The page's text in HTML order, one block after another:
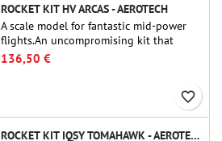
ROCKET KIT HV ARCAS - AEROTECH
A scale model for fantastic mid-power
flights.An uncompromising kit that
allows you to build a replica of one of
the most famous sounding-rocket ever.
136,50 €
favorite_border
ROCKET KIT IQSY TOMAHAWK - AEROTECH